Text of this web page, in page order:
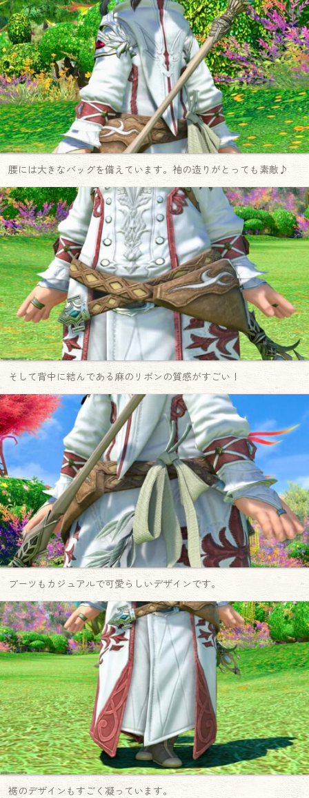
腰には大きなバッグを備えています。袖の造りがとっても素敵♪
そして背中に結んである麻のリボンの質感がすごい！
ブーツもカジュアルで可愛らしいデザインです。
裾のデザインもすごく凝っています。